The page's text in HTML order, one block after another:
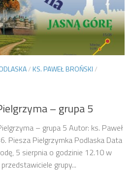
/KS. PAWEŁ BROŃSKI/
– grupa 5
– grupa 5 Autor: ks. Paweł
Piesza Pielgrzymka Podlaska Data
5 sierpnia o godzinie 12.10 w
grupy...